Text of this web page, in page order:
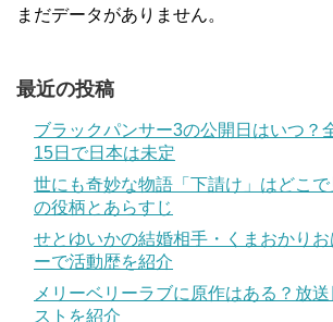
まだデータがありません。
最近の投稿
ブラックパンサー3の公開日はいつ？
15日で日本は未定
世にも奇妙な物語「下請け」はどこで
の役柄とあらすじ
せとゆいかの結婚相手・くまおかり
ーで活動歴を紹介
メリーベリーラブに原作はある？放
ストを紹介